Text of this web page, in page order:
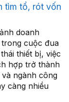
tìm tổ, rót vốn
doanh
cuộc đua
thiết bị, việc
hợp trở thành
ngành công
càng nhiều